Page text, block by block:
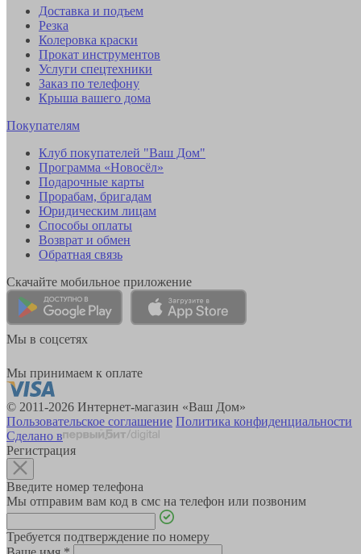
Доставка и подъем
Резка
Колеровка краски
Прокат инструментов
Услуги спецтехники
Заказ по телефону
Крыша вашего дома
Покупателям
Клуб покупателей "Ваш Дом"
Программа «Новосёл»
Подарочные карты
Прорабам, бригадам
Юридическим лицам
Способы оплаты
Возврат и обмен
Обратная связь
Скачайте мобильное приложение
Мы в соцсетях
Мы принимаем к оплате
© 2011-2026 Интернет-магазин «Ваш Дом»
Пользовательское соглашение Политика конфиденциальности
Сделано в
Регистрация
Введите номер телефона
Мы отправим вам код в смс на телефон или позвоним
Требуется подтверждение по номеру